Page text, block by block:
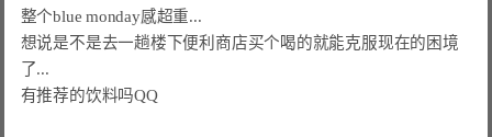
整个blue monday感超重...
想说是不是去一趟楼下便利商店买个喝的就能克服现在的困境
了...
有推荐的饮料吗QQ